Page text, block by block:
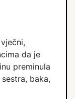
da je
preminula
baka,